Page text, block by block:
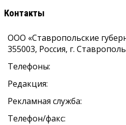
Контакты
ООО «Ставропольские
355003, Россия, г. Ставрополь
Телефоны:
Редакция:
Рекламная служба:
Телефон/факс: